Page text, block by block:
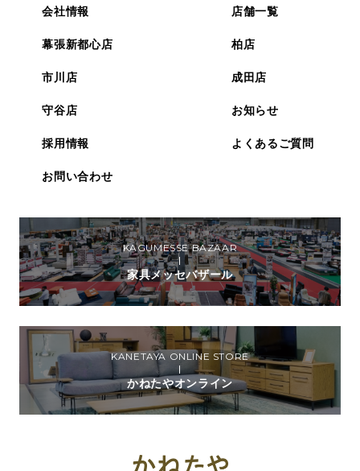
KAGUMESSE BAZAAR
家具メッセバザール
KANETAYA ONLINE STORE
かねたやオンライン
会社情報 店舗一覧
幕張新都心店 柏店
市川店 成田店
守谷店 お知らせ
採用情報 よくあるご質問
お問い合わせ